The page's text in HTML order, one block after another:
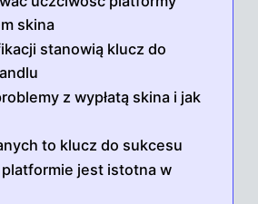
skina
stanowią klucz do
z wypłatą skina i jak
to klucz do sukcesu
jest istotna w